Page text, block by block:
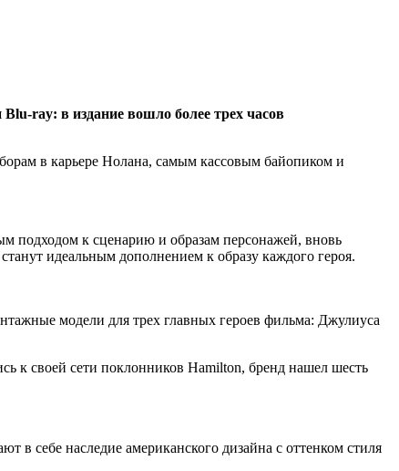
ray: в издание вошло более трех часов
в карьере Нолана, самым кассовым байопиком и
подходом к сценарию и образам персонажей, вновь
идеальным дополнением к образу каждого героя.
модели для трех главных героев фильма: Джулиуса
к своей сети поклонников Hamilton, бренд нашел шесть
себе наследие американского дизайна с оттенком стиля